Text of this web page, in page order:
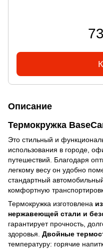
Описание
Термокружка
Это стильный и
использования в городе,
путешествий. Благодаря
легкому весу он удобно
стандартный
комфортную
Термокружка изготовлена
нержавеющей стали и
гарантирует прочность,
здоровья. Двойные
температуру: горячие